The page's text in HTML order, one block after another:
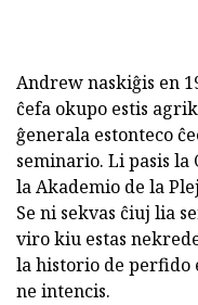
Andrew naskiĝis en
ĉefa okupo estis
ĝenerala estonteco
seminario. Li pasis
la Akademio de la
Se ni sekvas ĉiuj lia
viro kiu estas
la historio de perfido
ne intencis.